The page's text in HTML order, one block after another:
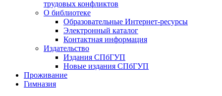
трудовых конфликтов
О библиотеке
Образовательные Интернет-ресурсы
Электронный каталог
Контактная информация
Издательство
Издания СПбГУП
Новые издания СПбГУП
Проживание
Гимназия